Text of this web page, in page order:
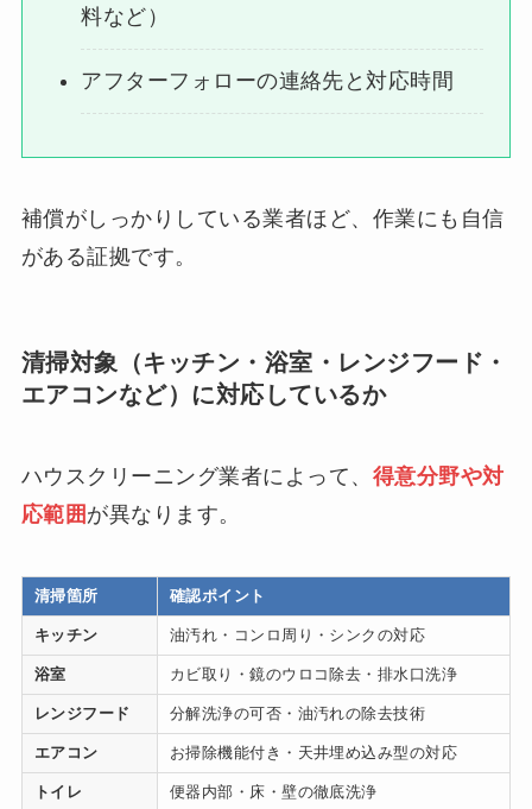
料など）
アフターフォローの連絡先と対応時間
補償がしっかりしている業者ほど、作業にも自信
がある証拠です。
清掃対象（キッチン・浴室・レンジフード・
エアコンなど）に対応しているか
ハウスクリーニング業者によって、 得意分野や対
応範囲 が異なります。
清掃箇所 確認ポイント
キッチン 油汚れ・コンロ周り・シンクの対応
浴室 カビ取り・鏡のウロコ除去・排水口洗浄
レンジフード 分解洗浄の可否・油汚れの除去技術
エアコン お掃除機能付き・天井埋め込み型の対応
トイレ 便器内部・床・壁の徹底洗浄